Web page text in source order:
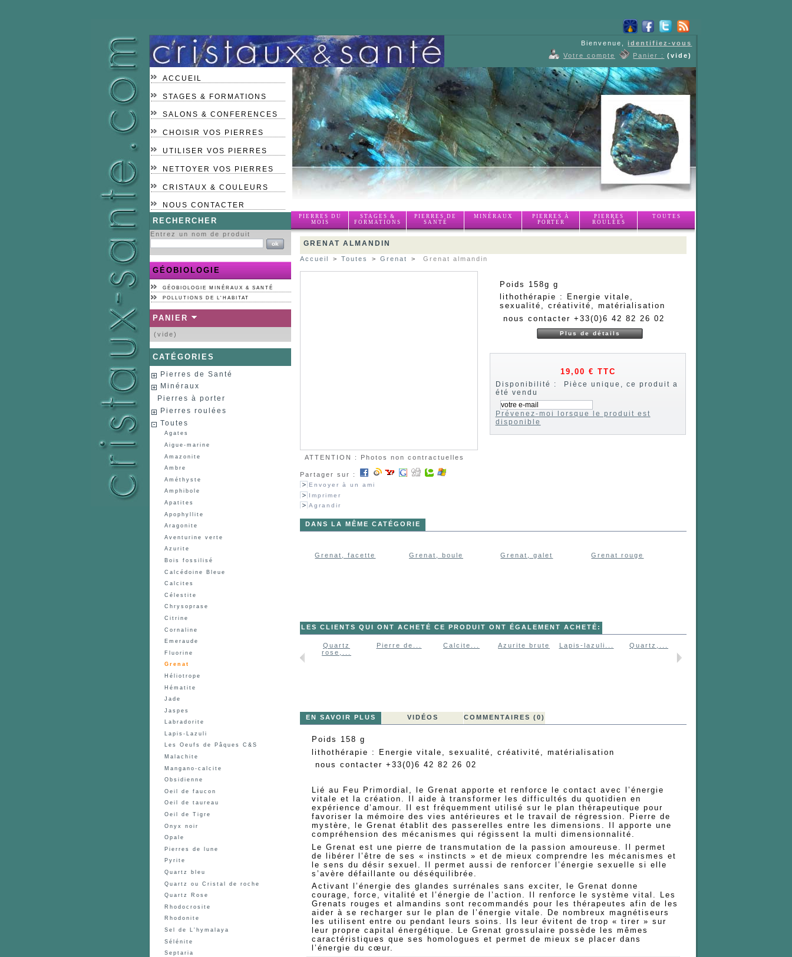
ACCUEIL
STAGES & FORMATIONS
SALONS & CONFERENCES
CHOISIR VOS PIERRES
UTILISER VOS PIERRES
NETTOYER VOS PIERRES
CRISTAUX & COULEURS
NOUS CONTACTER
Bienvenue,identifiez-vous
Panier :
(vide)
Votre compte
PIERRES DU
MOIS
STAGES &
FORMATIONS
PIERRES DE
SANTÉ
MINÉRAUX
PIERRES À
PORTER
PIERRES
ROULÉES
TOUTES
RECHERCHER
Entrez un nom de produit
GÉOBIOLOGIE
GÉOBIOLOGIE MINÉRAUX & SANTÉ
POLLUTIONS DE L'HABITAT
PANIER
(vide)
CATÉGORIES
Pierres de Santé
Minéraux
Pierres à porter
Pierres roulées
Toutes
Agates
Aigue-marine
Amazonite
Ambre
Améthyste
Amphibole
Apatites
Apophyllite
Aragonite
Aventurine verte
Azurite
Bois fossilisé
Calcédoine Bleue
Calcites
Célestite
Chrysoprase
Citrine
Cornaline
Emeraude
Fluorine
Grenat
Héliotrope
Hématite
Jade
Jaspes
Labradorite
Lapis-Lazuli
Les Oeufs de Pâques C&S
Malachite
Mangano-calcite
Obsidienne
Oeil de faucon
Oeil de taureau
Oeil de Tigre
Onyx noir
Opale
Pierres de lune
Pyrite
Quartz bleu
Quartz ou Cristal de roche
Quartz Rose
Rhodocrosite
Rhodonite
Sel de L'hymalaya
Sélénite
Septaria
GRENAT ALMANDIN
Accueil > Toutes > Grenat > Grenat almandin
ATTENTION : Photos non contractuelles
Partager sur :
Envoyer à un ami
Imprimer
Agrandir
Poids 158g g
lithothérapie : Energie vitale,
sexualité, créativité, matérialisation
nous contacter +33(0)6 42 82 26 02
Plus de détails
19,00 € TTC
Disponibilité :
Pièce unique, ce produit a
été vendu
Prévenez-moi lorsque le produit est
disponible
DANS LA MÊME CATÉGORIE
Grenat, facette Grenat, boule Grenat, galet Grenat rouge
LES CLIENTS QUI ONT ACHETÉ CE PRODUIT ONT ÉGALEMENT ACHETÉ:
Quartz
rose,...
Pierre de... Calcite... Azurite brute Lapis-lazuli... Quartz,...
EN SAVOIR PLUS VIDÉOS COMMENTAIRES (0)
Poids 158 g
lithothérapie : Energie vitale, sexualité, créativité, matérialisation
nous contacter +33(0)6 42 82 26 02
Lié au Feu Primordial, le Grenat apporte et renforce le contact avec l’énergie
vitale et la création. Il aide à transformer les difficultés du quotidien en
expérience d’amour. Il
est fréquemment utilisé sur le plan thérapeutique pour
favoriser la mémoire des vies antérieures et le travail de régression. Pierre de
mystère, le Grenat établit des passerelles entre les dimensions. Il apporte une
compréhension des mécanismes qui régissent la multi dimensionnalité.
Le Grenat est une pierre de transmutation de la passion amoureuse. Il permet
de libérer l’être de ses « instincts » et de mieux comprendre les mécanismes et
le sens du désir sexuel. Il permet aussi de renforcer l’énergie sexuelle si elle
s’avère défaillante ou déséquilibrée.
Activant l’énergie des glandes surrénales sans exciter, le Grenat donne
courage, force, vitalité et l’énergie de l’action. Il renforce le système vital. Les
Grenats rouges et almandins sont recommandés pour les thérapeutes afin de les
aider à se recharger sur le plan de l’énergie vitale. De nombreux magnétiseurs
les utilisent entre ou pendant leurs soins. Ils leur évitent de trop « tirer » sur
leur propre capital énergétique. Le Grenat grossulaire possède les mêmes
caractéristiques que ses homologues et permet de mieux se placer dans
l’énergie du cœur.